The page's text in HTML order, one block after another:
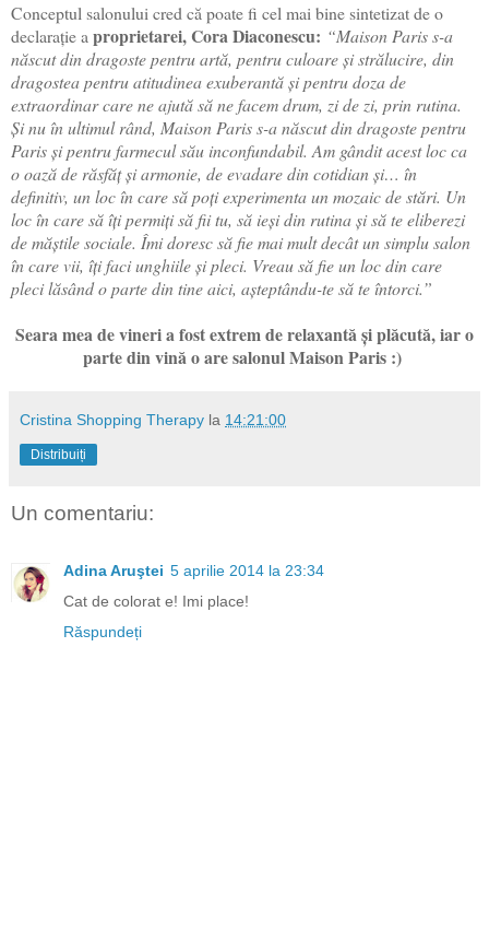
Conceptul salonului cred că poate fi cel mai bine sintetizat de o
declarație aproprietarei, Cora Diaconescu: “Maison Paris s-a
născut din dragoste pentru artă, pentru culoare şi strălucire, din
dragostea pentru atitudinea exuberantă şi pentru doza de
extraordinar care ne ajută să ne facem drum, zi de zi, prin rutina.
Şi nu în ultimul rând, Maison Paris s-a născut din dragoste pentru
Paris şi pentru farmecul său inconfundabil. Am gândit acest loc ca
o oază de răsfăţ şi armonie, de evadare din cotidian şi… în
definitiv, un loc în care să poţi experimenta un mozaic de stări. Un
loc în care să îţi permiţi să fii tu, să ieşi din rutina şi să te eliberezi
de măştile sociale. Îmi doresc să fie mai mult decât un simplu salon
în care vii, îţi faci unghiile şi pleci. Vreau să fie un loc din care
pleci lăsând o parte din tine aici, aşteptându-te să te întorci.”
Seara mea de vineri a fost extrem de relaxantă și plăcută, iar o
parte din vină o are salonul Maison Paris :)
Cristina Shopping Therapy la 14:21:00
Distribuiți
Un comentariu:
Adina Aruştei 5 aprilie 2014 la 23:34
Cat de colorat e! Imi place!
Răspundeți